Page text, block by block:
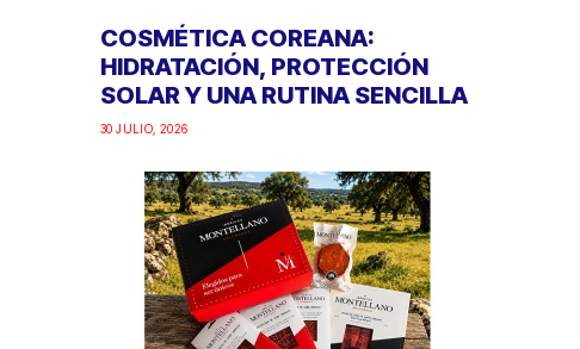
COSMÉTICA COREANA:
HIDRATACIÓN, PROTECCIÓN
SOLAR Y UNA RUTINA SENCILLA
30 JULIO, 2026